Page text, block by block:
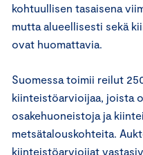
kohtuullisen tasaisena
mutta alueellisesti sekä
ovat huomattavia.
Suomessa toimii reilut
kiinteistöarvioijaa, joista
osakehuoneistoja ja
metsätalouskohteita.
kiinteistöarvioijat